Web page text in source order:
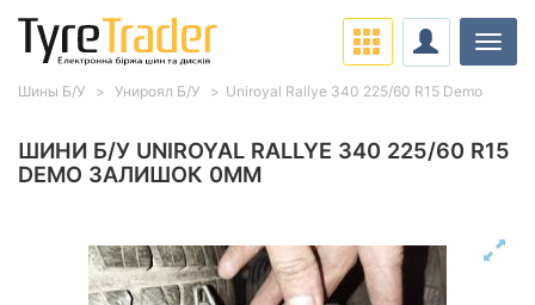
ШИНИ Б/У UNIROYAL RALLYE 340 225/60 R15
DEMO ЗАЛИШОК 0ММ
Шины Б/У Унироял Б/У Uniroyal Rallye 340 225/60 R15 Demo